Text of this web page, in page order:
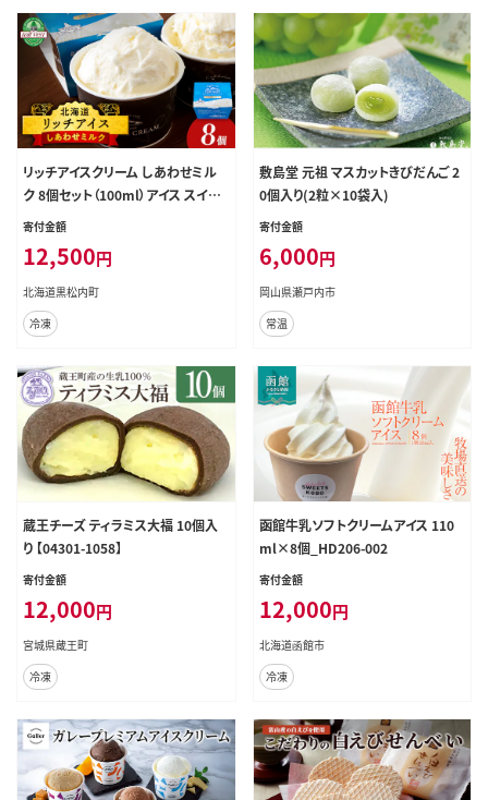
リッチアイスクリーム しあわせミル
ク 8個セット（100ml）アイス スイー
ツ おやつ 冷凍 食べ比べ
寄付金額
12,500円
北海道黒松内町
冷凍
敷島堂 元祖 マスカットきびだんご 2
0個入り(2粒×10袋入)
寄付金額
6,000円
岡山県瀬戸内市
常温
蔵王チーズ ティラミス大福 10個入
り 【04301-1058】
寄付金額
12,000円
宮城県蔵王町
冷凍
函館牛乳ソフトクリームアイス 110
ml×8個_HD206-002
寄付金額
12,000円
北海道函館市
冷凍